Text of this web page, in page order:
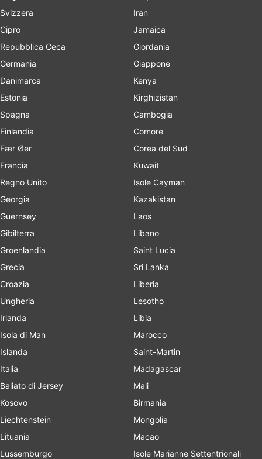
Svizzera
Cipro
Repubblica Ceca
Germania
Danimarca
Estonia
Spagna
Finlandia
Fær Øer
Francia
Regno Unito
Georgia
Guernsey
Gibilterra
Groenlandia
Grecia
Croazia
Ungheria
Irlanda
Isola di Man
Islanda
Italia
Baliato di Jersey
Kosovo
Liechtenstein
Lituania
Lussemburgo
Iran
Jamaica
Giordania
Giappone
Kenya
Kirghizistan
Cambogia
Comore
Corea del Sud
Kuwait
Isole Cayman
Kazakistan
Laos
Libano
Saint Lucia
Sri Lanka
Liberia
Lesotho
Libia
Marocco
Saint-Martin
Madagascar
Mali
Birmania
Mongolia
Macao
Isole Marianne Settentrionali